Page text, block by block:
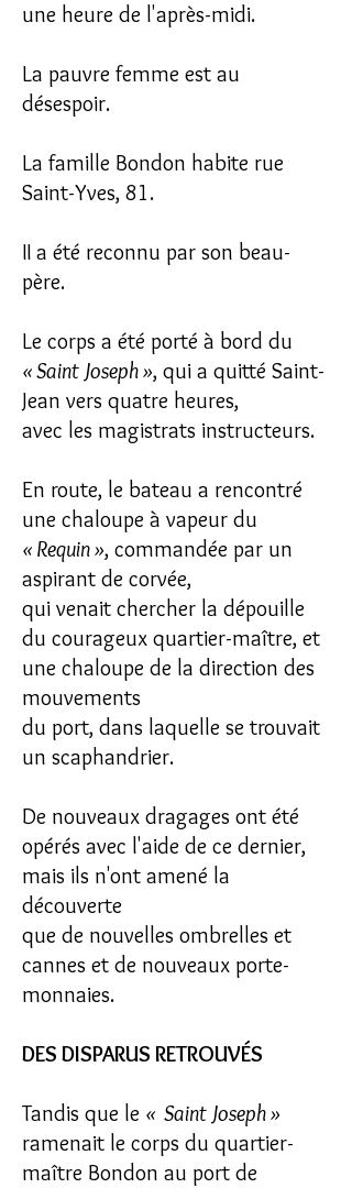
une heure de l'après-midi.
La pauvre femme est au
désespoir.
La famille Bondon habite rue
Saint-Yves, 81.
II a été reconnu par son beau-
père.
Le corps a été porté à bord du
« Saint Joseph », qui a quitté Saint-
Jean vers quatre heures,
avec les magistrats instructeurs.
En route, le bateau a rencontré
une chaloupe à vapeur du
« Requin », commandée par un
aspirant de corvée,
qui venait chercher la dépouille
du courageux quartier-maître, et
une chaloupe de la direction des
mouvements
du port, dans laquelle se trouvait
un scaphandrier.
De nouveaux dragages ont été
opérés avec l'aide de ce dernier,
mais ils n'ont amené la
découverte
que de nouvelles ombrelles et
cannes et de nouveaux porte-
monnaies.
DES DISPARUS RETROUVÉS
Tandis que le « Saint Joseph »
ramenait le corps du quartier-
maître Bondon au port de